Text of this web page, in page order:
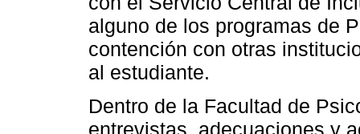
alguno de los programas de
contención con otras
al estudiante.
Dentro de la Facultad de
entrevistas, adecuaciones y